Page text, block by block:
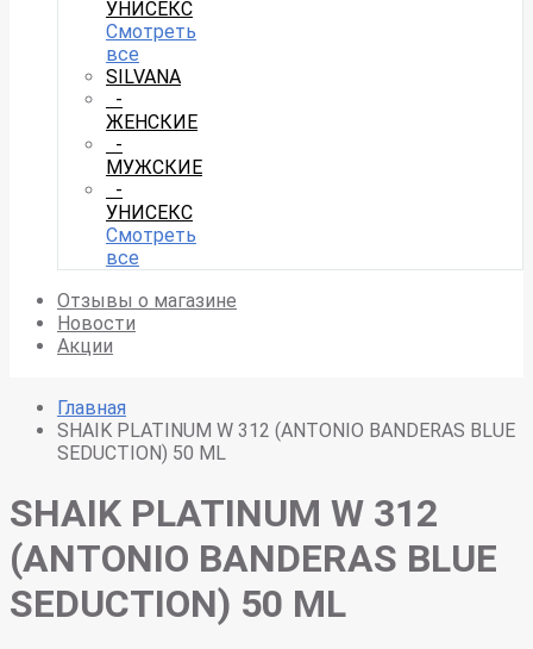
УНИСЕКС
Смотреть
все
SILVANA
-
ЖЕНСКИЕ
-
МУЖСКИЕ
-
УНИСЕКС
Смотреть
все
Отзывы о магазине
Новости
Акции
Главная
SHAIK PLATINUM W 312 (ANTONIO BANDERAS BLUE
SEDUCTION) 50 ML
SHAIK PLATINUM W 312
(ANTONIO BANDERAS BLUE
SEDUCTION) 50 ML